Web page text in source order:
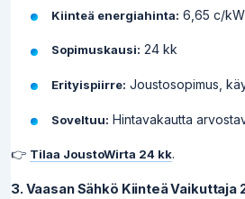
Kiinteä energiahinta: 6,65 c/
Sopimuskausi: 24 kk
Erityispiirre: Joustosopimus,
Soveltuu: Hintavakautta
👉 Tilaa JoustoWirta 24 kk.
3. Vaasan Sähkö Kiinteä